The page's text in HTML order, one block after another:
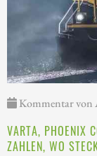
Kommentar von
VARTA, PHOENIX
ZAHLEN, WO